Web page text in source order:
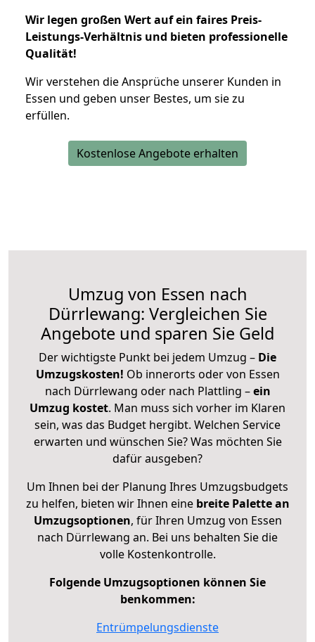
Wir legen großen Wert auf ein faires Preis-
Leistungs-Verhältnis und bieten professionelle
Qualität!
Wir verstehen die Ansprüche unserer Kunden in
Essen und geben unser Bestes, um sie zu
erfüllen.
Kostenlose Angebote erhalten
Umzug von Essen nach
Dürrlewang: Vergleichen Sie
Angebote und sparen Sie Geld
Der wichtigste Punkt bei jedem Umzug – Die
Umzugskosten! Ob innerorts oder von Essen
nach Dürrlewang oder nach Plattling –ein
Umzug kostet. Man muss sich vorher im Klaren
sein, was das Budget hergibt. Welchen Service
erwarten und wünschen Sie? Was möchten Sie
dafür ausgeben?
Um Ihnen bei der Planung Ihres Umzugsbudgets
zu helfen, bieten wir Ihnen eine breite Palette an
Umzugsoptionen, für Ihren Umzug von Essen
nach Dürrlewang an. Bei uns behalten Sie die
volle Kostenkontrolle.
Folgende Umzugsoptionen können Sie
benkommen:
Entrümpelungsdienste